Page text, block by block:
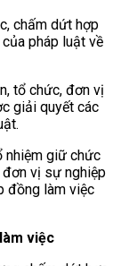
chấm dứt hợp
pháp luật về
tổ chức, đơn vị
giải quyết các
nhiệm giữ chức
vị sự nghiệp
đồng làm việc
việc